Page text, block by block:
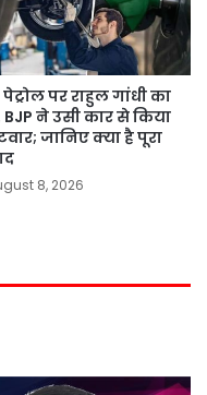
पेट्रोल पर राहुल गांधी का
BJP ने उसी कार से किया
जानिए क्या है पूरा
8, 2026